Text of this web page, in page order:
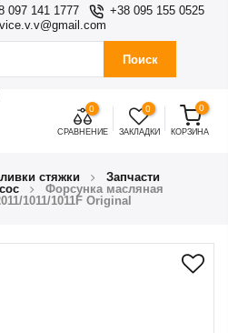
097 141 1777
+38 095 155 0525
Поиск
0
СРАВНЕНИЕ
0
ЗАКЛАДКИ
0
КОРЗИНА
стяжки
Запчасти
Форсунка масляная
1011/1011F Original